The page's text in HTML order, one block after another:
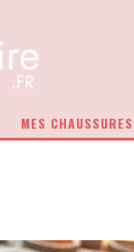
MES CHAUSSURES